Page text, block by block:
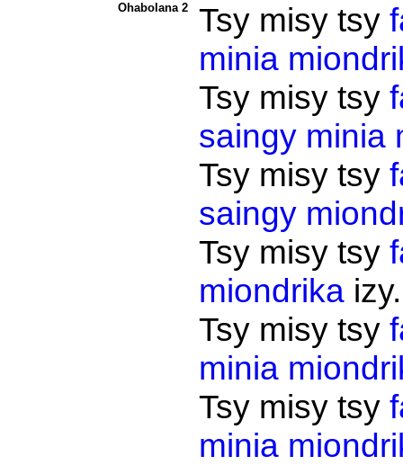
Ohabolana 2 Tsy misy tsy
minia
Tsy misy tsy
saingy minia
Tsy misy tsy
saingy
Tsy misy tsy
miondrika
Tsy misy tsy
minia
Tsy misy tsy
minia